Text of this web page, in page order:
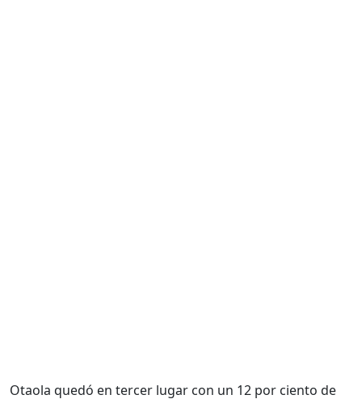
Otaola quedó en tercer lugar con un 12 por ciento de